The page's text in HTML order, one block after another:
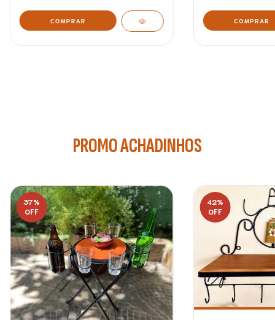
COMPRAR COMPRAR
PROMO ACHADINHOS
37%
OFF
42%
OFF